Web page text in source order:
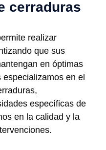
cerraduras
realizar
que sus
en óptimas
en el
específicas de
en la calidad y la